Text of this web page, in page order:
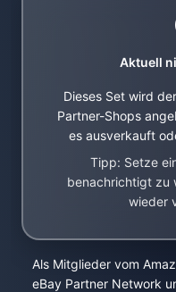
Aktuell
Dieses Set wird
Partner-Shops
es ausverkauft
Tipp: Setze
benachrichtigt zu
wieder
Als Mitglieder vom
eBay Partner Network